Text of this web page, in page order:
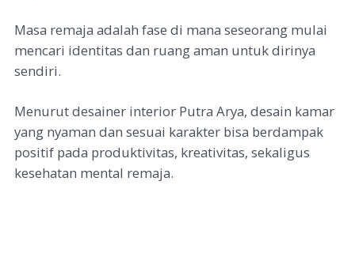
Masa remaja adalah fase di mana seseorang mulai
mencari identitas dan ruang aman untuk dirinya
sendiri.
Menurut desainer interior Putra Arya, desain kamar
yang nyaman dan sesuai karakter bisa berdampak
positif pada produktivitas, kreativitas, sekaligus
kesehatan mental remaja.